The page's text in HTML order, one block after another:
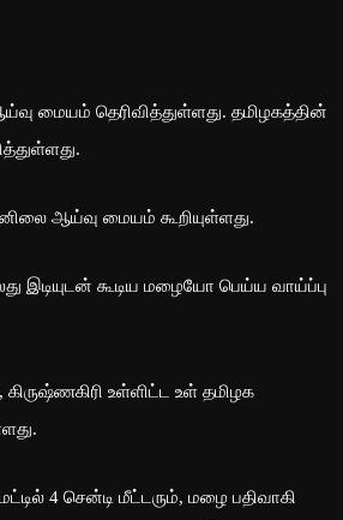
மையம் தெரிவித்துள்ளது. தமிழகத்தின்
ஆய்வு மையம் கூறியுள்ளது.
இடியுடன் கூடிய மழையோ பெய்ய வாய்ப்பு
கிருஷ்ணகிரி உள்ளிட்ட உள் தமிழக
4 சென்டி மீட்டரும், மழை பதிவாகி